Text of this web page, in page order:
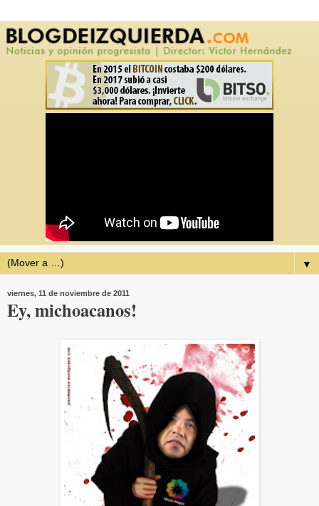
▼
viernes, 11 de noviembre de 2011
Ey, michoacanos!